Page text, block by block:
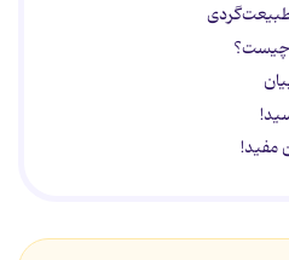
چیست؟
مفید!